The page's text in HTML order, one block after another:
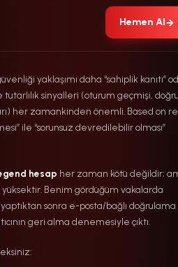
Hemen Al→
yaklaşımı daha “sahiplik kanıtı”
sinyalleri (oturum geçmişi,
her zamankinden önemli. Based on
ile “sorunsuz devredilebilir olması”
hesap her zaman kötü değildir;
yüksektir. Benim gördüğüm vakalarda
yaptıktan sonra e-posta/bağlı doğrulama
geri alma denemesiyle çıktı.